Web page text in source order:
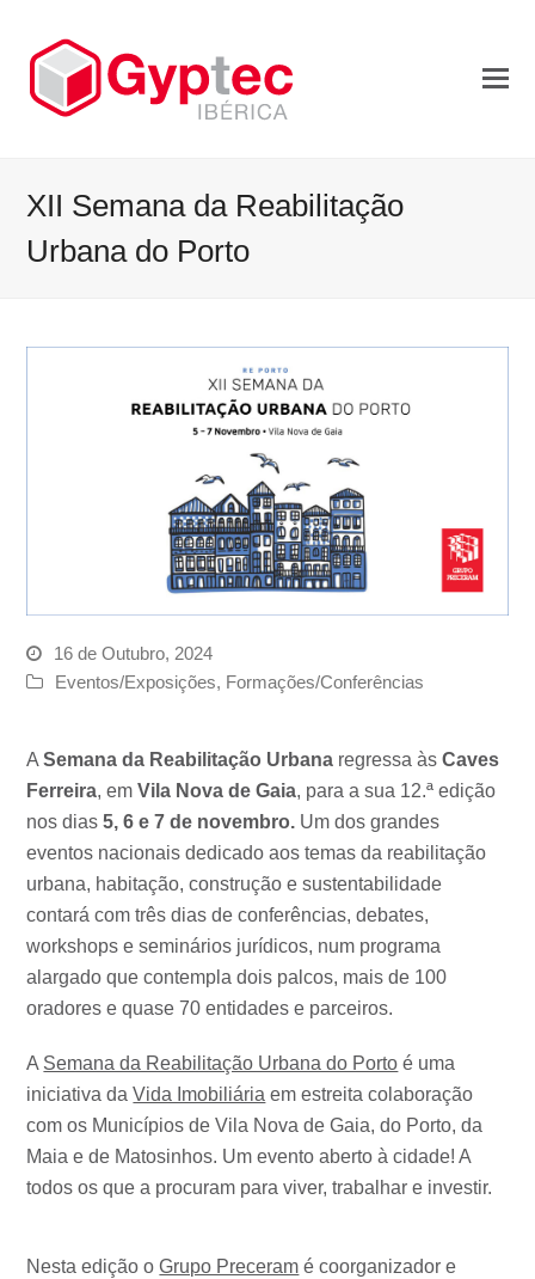
XII Semana da Reabilitação
Urbana do Porto
16 de Outubro, 2024
Eventos/Exposições, Formações/Conferências
ASemana da Reabilitação Urbana regressa àsCaves
Ferreira, emVila Nova de Gaia, para a sua 12.ª edição
nos dias5, 6 e 7 de novembro. Um dos grandes
eventos nacionais dedicado aos temas da reabilitação
urbana, habitação, construção e sustentabilidade
contará com três dias de conferências, debates,
workshops e seminários jurídicos, num programa
alargado que contempla dois palcos, mais de 100
oradores e quase 70 entidades e parceiros.
A Semana da Reabilitação Urbana do Porto é uma
iniciativa daVida Imobiliária em estreita colaboração
com os Municípios de Vila Nova de Gaia, do Porto, da
Maia e de Matosinhos. Um evento aberto à cidade! A
todos os que a procuram para viver, trabalhar e investir.
Nesta edição oGrupo Preceram é coorganizador e